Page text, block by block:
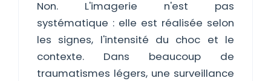
Non. L'imagerie n'est pas
systématique : elle est réalisée selon
les signes, l'intensité du choc et le
contexte. Dans beaucoup de
traumatismes légers, une surveillance